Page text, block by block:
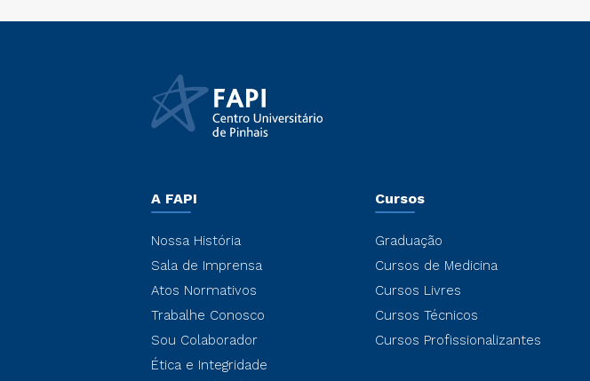
A FAPI
Nossa História
Sala de Imprensa
Atos Normativos
Trabalhe Conosco
Sou Colaborador
Ética e Integridade
Cursos
Graduação
Cursos de Medicina
Cursos Livres
Cursos Técnicos
Cursos Profissionalizantes